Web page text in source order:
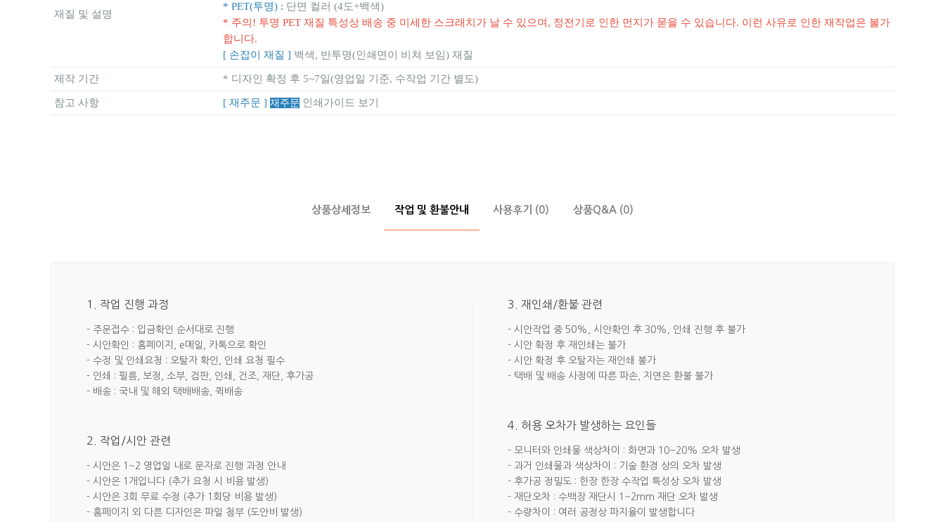
재질 및 설명
* PET(투명) : 단면 컬러 (4도+백색)
* 주의! 투명 PET 재질 특성상 배송 중 미세한 스크래치가 날 수 있으며, 정전기로 인한 먼지가 묻을 수 있습니다. 이런 사유로 인한 재작업은 불가
합니다.
[ 손잡이 재질 ] 백색, 반투명(인쇄면이 비쳐 보임) 재질
제작 기간 * 디자인 확정 후 5~7일(영업일 기준, 수작업 기간 별도)
참고 사항 [ 재주문 ] 재주문 인쇄가이드 보기
상품상세정보 작업 및 환불안내 사용후기 (0) 상품Q&A (0)
1. 작업 진행 과정
- 주문접수 : 입금확인 순서대로 진행
- 시안확인 : 홈페이지, e메일, 카톡으로 확인
- 수정 및 인쇄요청 : 오탈자 확인, 인쇄 요청 필수
- 인쇄 : 필름, 보정, 소부, 검판, 인쇄, 건조, 재단, 후가공
- 배송 : 국내 및 해외 택배배송, 퀵배송
2. 작업/시안 관련
- 시안은 1~2 영업일 내로 문자로 진행 과정 안내
- 시안은 1개입니다 (추가 요청 시 비용 발생)
- 시안은 3회 무료 수정 (추가 1회당 비용 발생)
- 홈페이지 외 다른 디자인은 파일 첨부 (도안비 발생)
3. 재인쇄/환불 관련
- 시안작업 중 50%, 시안확인 후 30%, 인쇄 진행 후 불가
- 시안 확정 후 재인쇄는 불가
- 시안 확정 후 오탈자는 재인쇄 불가
- 택배 및 배송 사정에 따른 파손, 지연은 환불 불가
4. 허용 오차가 발생하는 요인들
- 모니터와 인쇄물 색상차이 : 화면과 10~20% 오차 발생
- 과거 인쇄물과 색상차이 : 기술 환경 상의 오차 발생
- 후가공 정밀도 : 한장 한장 수작업 특성상 오차 발생
- 재단오차 : 수백장 재단시 1~2mm 재단 오차 발생
- 수량차이 : 여러 공정상 파지율이 발생합니다